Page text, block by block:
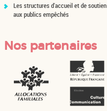
Les structures d'accueil et de soutien
aux publics empêchés
Nos partenaires